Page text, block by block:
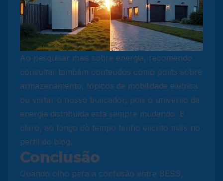
Ao pesquisar mais sobre energia, recomendo
consultar também conteúdos como posts sobre
armazenamento, tópicos de mobilidade elétrica
ou visitar o nosso buscador, pois o universo da
energia distribuída está sempre mudando. E
claro, ao longo do tempo tenho escrito mais no
perfil do blog.
Conclusão
Quando olho para a confusão entre BESS,